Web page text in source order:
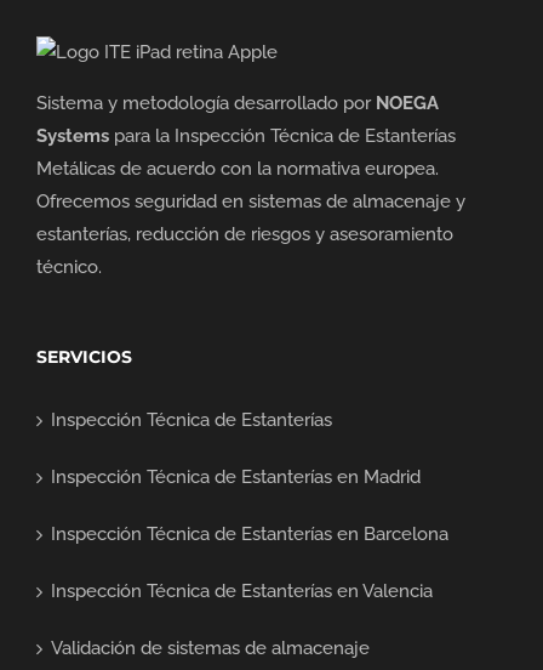
Sistema y metodología desarrollado por NOEGA
Systems para la Inspección Técnica de Estanterías
Metálicas de acuerdo con la normativa europea.
Ofrecemos seguridad en sistemas de almacenaje y
estanterías, reducción de riesgos y asesoramiento
técnico.
SERVICIOS
Inspección Técnica de Estanterías
Inspección Técnica de Estanterías en Madrid
Inspección Técnica de Estanterías en Barcelona
Inspección Técnica de Estanterías en Valencia
Validación de sistemas de almacenaje